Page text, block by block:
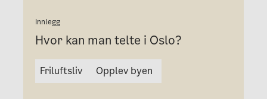
Innlegg
Hvor kan man telte i Oslo?
Friluftsliv Opplev byen